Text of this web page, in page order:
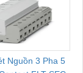
Nguồn 3 Pha 5